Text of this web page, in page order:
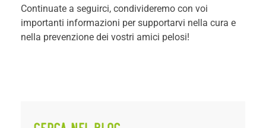
Continuate a seguirci, condivideremo con voi
importanti informazioni per supportarvi nella cura e
nella prevenzione dei vostri amici pelosi!